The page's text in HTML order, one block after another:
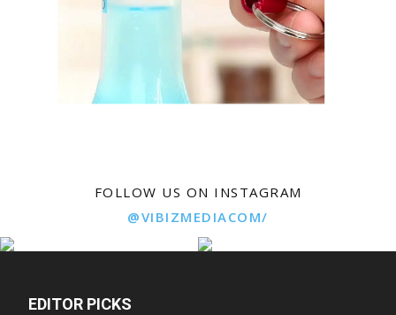
FOLLOW US ON INSTAGRAM
@VIBIZMEDIACOM/
EDITOR PICKS